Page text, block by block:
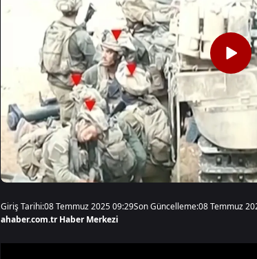
Giriş Tarihi:08 Temmuz 2025 09:29Son Güncelleme:08 Temmuz
ahaber.com.tr Haber Merkezi